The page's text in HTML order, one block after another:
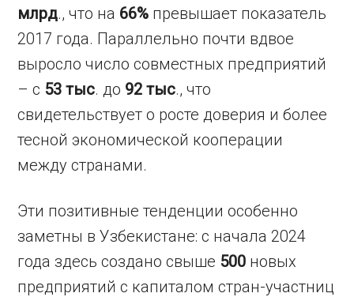
млрд., что на 66% превышает показатель
2017 года. Параллельно почти вдвое
выросло число совместных предприятий
– с 53 тыс. до 92 тыс., что
свидетельствует о росте доверия и более
тесной экономической кооперации
между странами.
Эти позитивные тенденции особенно
заметны в Узбекистане: с начала 2024
года здесь создано свыше 500 новых
предприятий с капиталом стран-участниц